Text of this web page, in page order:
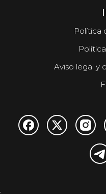
Política
Aviso legal y